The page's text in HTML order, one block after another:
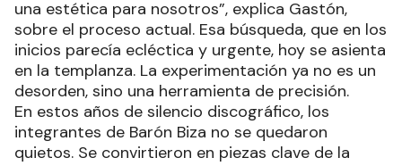
una estética para nosotros”, explica Gastón,
sobre el proceso actual. Esa búsqueda, que en los
inicios parecía ecléctica y urgente, hoy se asienta
en la templanza. La experimentación ya no es un
desorden, sino una herramienta de precisión.
En estos años de silencio discográfico, los
integrantes de Barón Biza no se quedaron
quietos. Se convirtieron en piezas clave de la